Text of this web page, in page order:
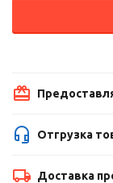
Отгрузка
Доставка